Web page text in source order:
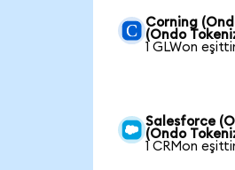
Corning
(Ondo
1 GLWon
Salesforce
(Ondo
1 CRMon